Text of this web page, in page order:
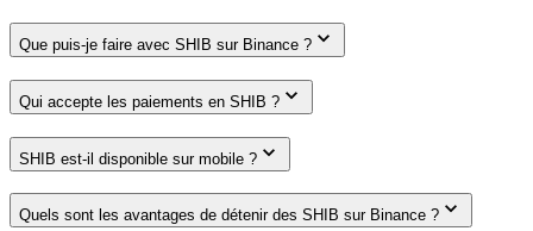
Que puis-je faire avec SHIB sur Binance ?
Qui accepte les paiements en SHIB ?
SHIB est-il disponible sur mobile ?
Quels sont les avantages de détenir des SHIB sur Binance ?